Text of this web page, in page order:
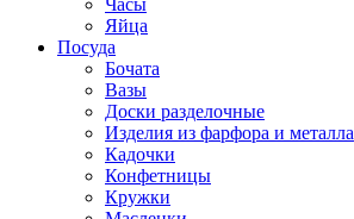
Часы
Яйца
Посуда
Бочата
Вазы
Доски разделочные
Изделия из фарфора и металла
Кадочки
Конфетницы
Кружки